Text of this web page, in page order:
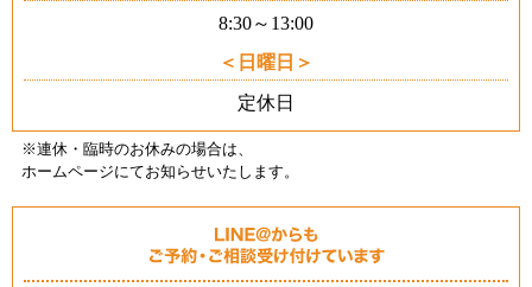
8:30～13:00
日曜日
定休日
※連休・臨時のお休みの場合は、
ホームページにてお知らせいたします 。